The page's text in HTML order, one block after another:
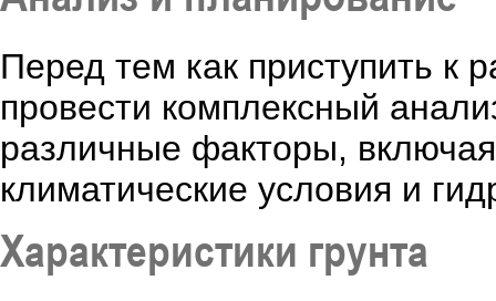
Перед тем как приступить к
провести комплексный
различные факторы,
климатические условия и
Характеристики грунта